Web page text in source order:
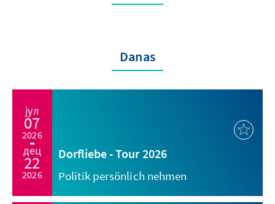
Danas
јул
07
2026
дец
22
2026
Dorfliebe - Tour 2026
Politik persönlich nehmen